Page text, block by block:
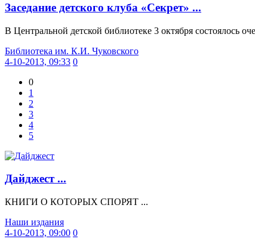
Заседание детского клуба «Секрет» ...
В Центральной детской библиотеке 3 октября состоялось
Библиотека им. К.И. Чуковского
4-10-2013, 09:33 0
0
1
2
3
4
5
Дайджест ...
КНИГИ О КОТОРЫХ СПОРЯТ ...
Наши издания
4-10-2013, 09:00 0